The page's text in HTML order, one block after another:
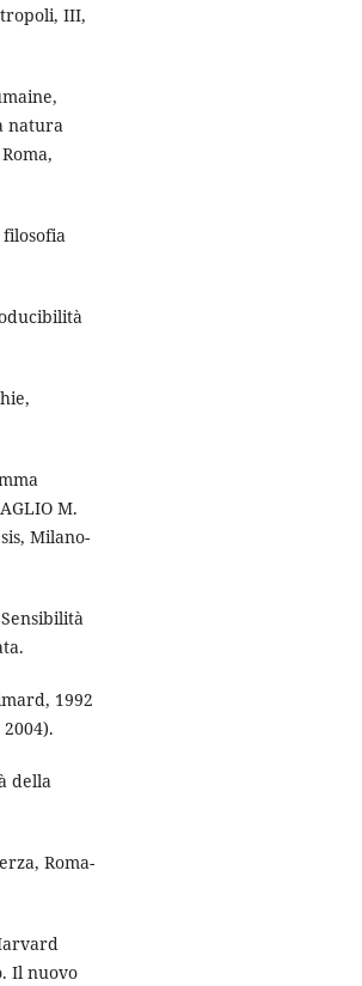
III,
natura
filosofia
M.
Milano-
1992
della
Roma-
Il nuovo